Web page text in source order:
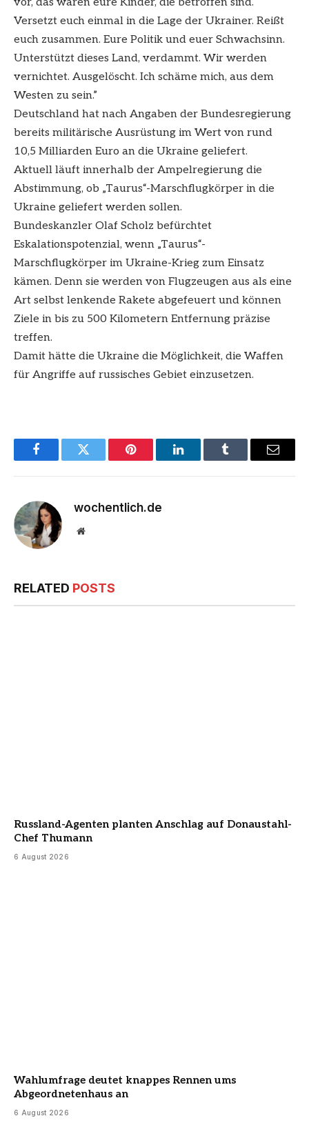
Versetzt euch einmal in die Lage der Ukrainer. Reißt
euch zusammen. Eure Politik und euer Schwachsinn.
Unterstützt dieses Land, verdammt. Wir werden
vernichtet. Ausgelöscht. Ich schäme mich, aus dem
Westen zu sein.”
Deutschland hat nach Angaben der Bundesregierung
bereits militärische Ausrüstung im Wert von rund
10,5 Milliarden Euro an die Ukraine geliefert.
Aktuell läuft innerhalb der Ampelregierung die
Abstimmung, ob „Taurus“-Marschflugkörper in die
Ukraine geliefert werden sollen.
Bundeskanzler Olaf Scholz befürchtet
Eskalationspotenzial, wenn „Taurus“-
Marschflugkörper im Ukraine-Krieg zum Einsatz
kämen. Denn sie werden von Flugzeugen aus als eine
Art selbst lenkende Rakete abgefeuert und können
Ziele in bis zu 500 Kilometern Entfernung präzise
treffen.
Damit hätte die Ukraine die Möglichkeit, die Waffen
für Angriffe auf russisches Gebiet einzusetzen.
FacebookTwitter Pinterest LinkedInTumblr Email
wochentlich.de
Website
RELATED POSTS
Russland-Agenten planten Anschlag auf Donaustahl-
Chef Thumann
6 August 2026
Wahlumfrage deutet knappes Rennen ums
Abgeordnetenhaus an
6 August 2026